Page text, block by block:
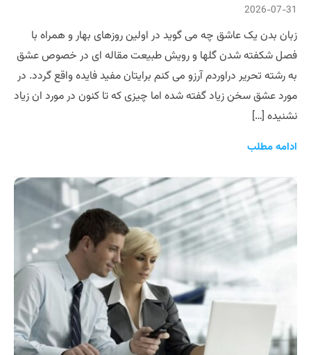
2026-07-31
زبان بدن یک عاشق چه می گوید در اولین روزهای بهار و همراه با
فصل شکفته شدن گلها و رویش طبیعت مقاله ای در خصوص عشق
به رشته تحریر دراوردم آرزو می کنم برایتان مفید فایده واقع گردد. در
مورد عشق سخن زیاد گفته شده اما چیزی که تا کنون در مورد ان زیاد
نشنیده […]
ادامه مطلب